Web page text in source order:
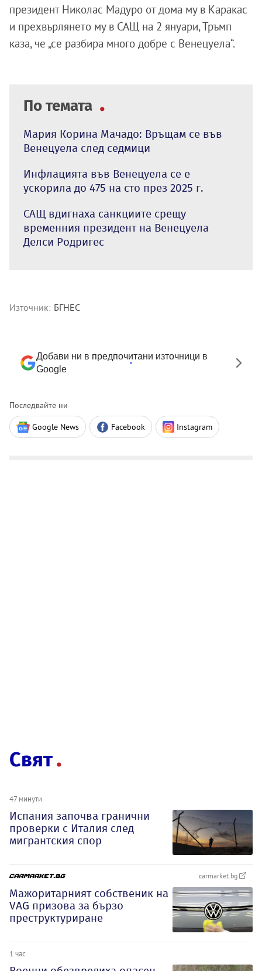
президент Николас Мадуро от дома му в Каракас
и прехвърлянето му в САЩ на 2 януари, Тръмп
каза, че „се разбира много добре с Венецуела“.
По темата
Мария Корина Мачадо: Връщам се във
Венецуела след седмици
Инфлацията във Венецуела се е
ускорила до 475 на сто през 2025 г.
САЩ вдигнаха санкциите срещу
временния президент на Венецуела
Делси Родригес
Източник: БГНЕС
Добави ни в предпочитани източници в
Google
Последвайте ни
Google News Facebook Instagram
Свят
47 минути
Испания започва гранични
проверки с Италия след
мигрантския спор
carmarket.bg
Мажоритарният собственик на
VAG призова за бързо
преструктуриране
1 час